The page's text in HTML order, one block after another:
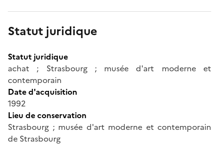
Statut juridique
Statut juridique
achat ; Strasbourg ; musée d'art moderne et
contemporain
Date d'acquisition
1992
Lieu de conservation
Strasbourg ; musée d'art moderne et contemporain
de Strasbourg